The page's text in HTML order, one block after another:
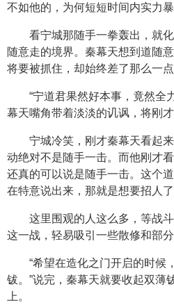
不如他的，为何短短时间内实力
看宁城那随手一拳轰出，就
随意走的境界。秦幕天想到道随
将要被抓住，却始终差了那么一点
“宁道君果然好本事，竟然
幕天嘴角带着淡淡的讥讽，将刚
宁城冷笑，刚才秦幕天看起
动绝对不是随手一击。而他刚才
还真的可以说是随手一击。这个
在特意说出来，那就是想要招人了
这里围观的人这么多，等战
这一战，轻易吸引一些散修和部
“希望在造化之门开启的时候
钹。”说完，秦幕天就要收起双薄
上。